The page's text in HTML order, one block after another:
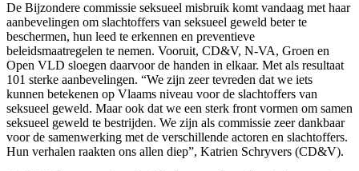
De Bijzondere commissie seksueel misbruik komt vandaag met haar
aanbevelingen om slachtoffers van seksueel geweld beter te
beschermen, hun leed te erkennen en preventieve
beleidsmaatregelen te nemen. Vooruit, CD&V, N-VA, Groen en
Open VLD sloegen daarvoor de handen in elkaar. Met als resultaat
101 sterke aanbevelingen. “We zijn zeer tevreden dat we iets
kunnen betekenen op Vlaams niveau voor de slachtoffers van
seksueel geweld. Maar ook dat we een sterk front vormen om samen
seksueel geweld te bestrijden. We zijn als commissie zeer dankbaar
voor de samenwerking met de verschillende actoren en slachtoffers.
Hun verhalen raakten ons allen diep”, Katrien Schryvers (CD&V).